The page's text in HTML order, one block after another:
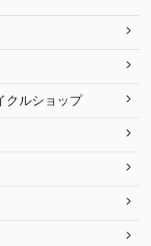
クルショップ